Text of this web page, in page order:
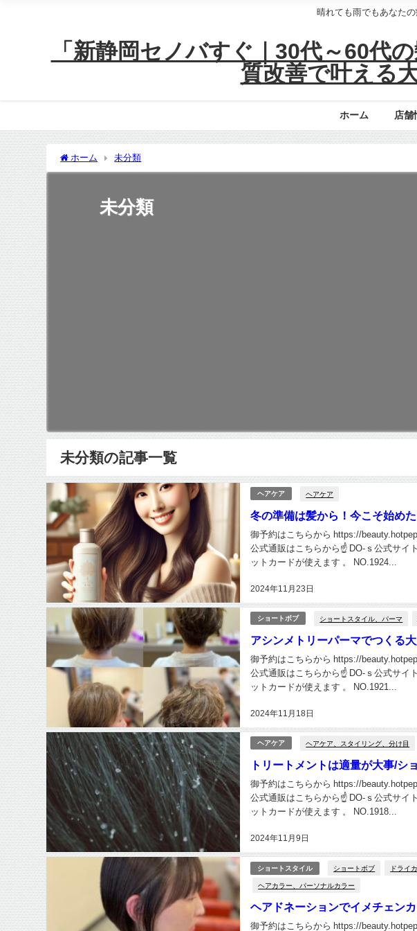
晴れても雨でもあなた
「新静岡セノバすぐ｜30代～60代
質改善で叶える
ホーム 店舗
ホーム 未分類
未分類
未分類の記事一覧
ヘアケア ヘアケア
冬の準備は髪から！今こそ始め
2024年11月23日
御予約はこちらから https://
公式通販はこちらから☝ DO-ｓ公式サイ
ットカードが使えます 。 NO.1924...
ショートボブ ショートスタイル、パーマ
アシンメトリーパーマでつくる
2024年11月18日
御予約はこちらから https://
公式通販はこちらから☝ DO-ｓ公式サイ
ットカードが使えます 。 NO.1921...
ヘアケア ヘアケア、スタイリング、分け目
トリートメントは適量が大事/シ
2024年11月9日
御予約はこちらから https://
公式通販はこちらから☝ DO-ｓ公式サイ
ットカードが使えます 。 NO.1918...
ショートスタイル ショートボブ ドライ
ヘアカラー、パーソナルカラー
ヘアドネーションでイメチェン
御予約はこちらから https://